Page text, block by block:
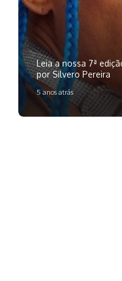
Leia a nossa 7ª
por Silvero Pereira
5 anos atrás